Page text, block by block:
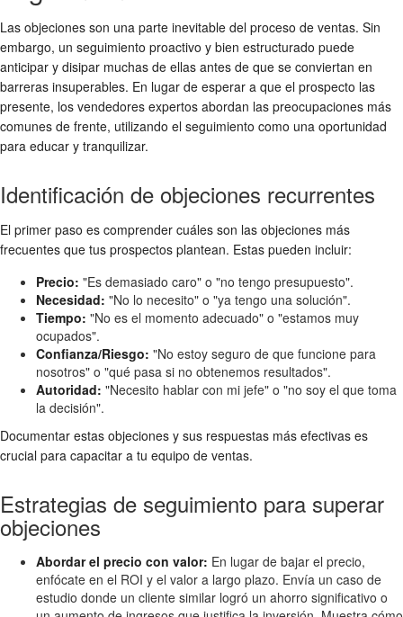
Las objeciones son una parte inevitable del proceso de ventas. Sin
embargo, un seguimiento proactivo y bien estructurado puede
anticipar y disipar muchas de ellas antes de que se conviertan en
barreras insuperables. En lugar de esperar a que el prospecto las
presente, los vendedores expertos abordan las preocupaciones más
comunes de frente, utilizando el seguimiento como una oportunidad
para educar y tranquilizar.
Identificación de objeciones recurrentes
El primer paso es comprender cuáles son las objeciones más
frecuentes que tus prospectos plantean. Estas pueden incluir:
Precio: "Es demasiado caro" o "no tengo presupuesto".
Necesidad: "No lo necesito" o "ya tengo una solución".
Tiempo: "No es el momento adecuado" o "estamos muy
ocupados".
Confianza/Riesgo: "No estoy seguro de que funcione para
nosotros" o "qué pasa si no obtenemos resultados".
Autoridad: "Necesito hablar con mi jefe" o "no soy el que toma
la decisión".
Documentar estas objeciones y sus respuestas más efectivas es
crucial para capacitar a tu equipo de ventas.
Estrategias de seguimiento para superar
objeciones
Abordar el precio con valor: En lugar de bajar el precio,
enfócate en el ROI y el valor a largo plazo. Envía un caso de
estudio donde un cliente similar logró un ahorro significativo o